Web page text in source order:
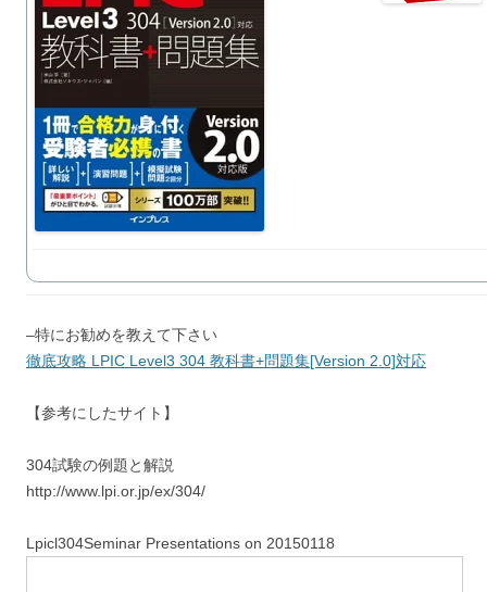
–特にお勧めを教えて下さい
徹底攻略 LPIC Level3 304 教科書+問題集[Version 2.0]対応
【参考にしたサイト】
304試験の例題と解説
http://www.lpi.or.jp/ex/304/
Lpicl304Seminar Presentations on 20150118